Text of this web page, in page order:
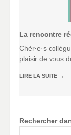
La rencontre
Chèr·e·s
plaisir de vous
LIRE LA SUITE →
Rechercher